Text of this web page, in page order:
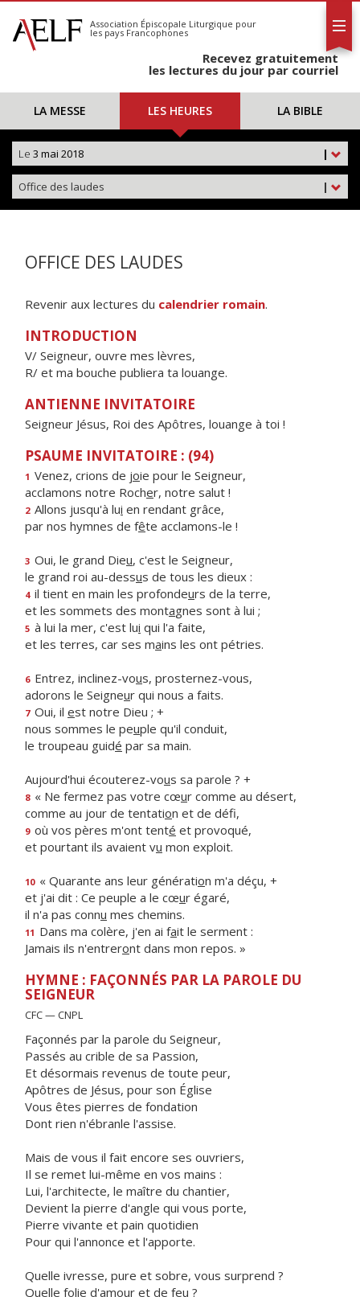
S'abonner
Calendrier
Association Épiscopale Liturgique pour
les pays Francophones
Recevez gratuitement
les lectures du jour par courriel
LA MESSE LES HEURES LA BIBLE
|
Le 3 mai 2018
|
Office des laudes
OFFICE DES LAUDES
Revenir aux lectures du calendrier romain.
INTRODUCTION
V/ Seigneur, ouvre mes lèvres,
R/ et ma bouche publiera ta louange.
ANTIENNE INVITATOIRE
Seigneur Jésus, Roi des Apôtres, louange à toi !
PSAUME INVITATOIRE : (94)
1 Venez, crions de joie pour le Seigneur,
acclamons notre Rocher, notre salut !
2 Allons jusqu'à lui en rendant grâce,
par nos hymnes de fête acclamons-le !
3 Oui, le grand Dieu, c'est le Seigneur,
le grand roi au-dessus de tous les dieux :
4 il tient en main les profondeurs de la terre,
et les sommets des montagnes sont à lui ;
5 à lui la mer, c'est lui qui l'a faite,
et les terres, car ses mains les ont pétries.
6 Entrez, inclinez-vous, prosternez-vous,
adorons le Seigneur qui nous a faits.
7 Oui, il est notre Dieu ; +
nous sommes le peuple qu'il conduit,
le troupeau guidé par sa main.
Aujourd'hui écouterez-vous sa parole ? +
8 « Ne fermez pas votre cœur comme au désert,
comme au jour de tentation et de défi,
9 où vos pères m'ont tenté et provoqué,
et pourtant ils avaient vu mon exploit.
10 « Quarante ans leur génération m'a déçu, +
et j'ai dit : Ce peuple a le cœur égaré,
il n'a pas connu mes chemins.
11 Dans ma colère, j'en ai fait le serment :
Jamais ils n'entreront dans mon repos. »
HYMNE : FAÇONNÉS PAR LA PAROLE DU
SEIGNEUR
CFC — CNPL
Façonnés par la parole du Seigneur,
Passés au crible de sa Passion,
Et désormais revenus de toute peur,
Apôtres de Jésus, pour son Église
Vous êtes pierres de fondation
Dont rien n'ébranle l'assise.
Mais de vous il fait encore ses ouvriers,
Il se remet lui-même en vos mains :
Lui, l'architecte, le maître du chantier,
Devient la pierre d'angle qui vous porte,
Pierre vivante et pain quotidien
Pour qui l'annonce et l'apporte.
Quelle ivresse, pure et sobre, vous surprend ?
Quelle folie d'amour et de feu ?